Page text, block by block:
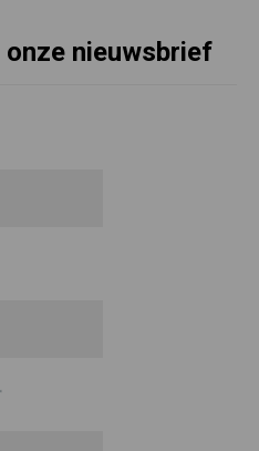
nieuwsbrief